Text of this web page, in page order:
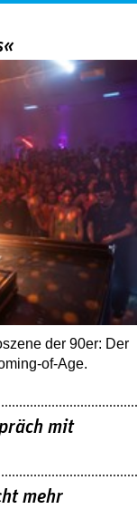
der 90er: Der
of-Age.
mit
mehr